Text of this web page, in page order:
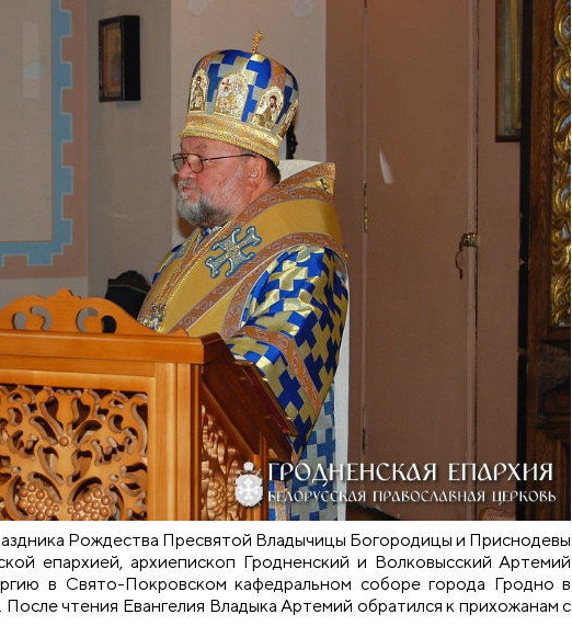
Рождества Пресвятой Владычицы Богородицы и Приснодевы
епархией, архиепископ Гродненский и Волковысский Артемий
в Свято-Покровском кафедральном соборе города Гродно в
После чтения Евангелия Владыка Артемий обратился к прихожанам с